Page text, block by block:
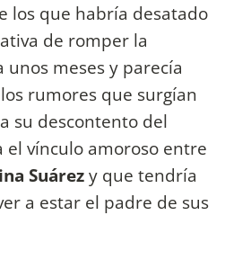
los que habría desatado
de romper la
meses y parecía
rumores que surgían
su descontento del
el vínculo amoroso entre
Suárezy que tendría
a estar el padre de sus